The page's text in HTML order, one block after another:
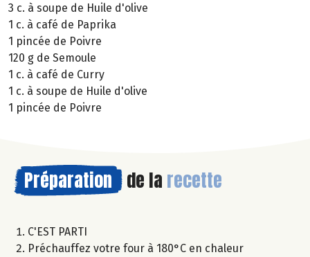
3 c. à soupe de Huile d'olive
1 c. à café de Paprika
1 pincée de Poivre
120 g de Semoule
1 c. à café de Curry
1 c. à soupe de Huile d'olive
1 pincée de Poivre
Préparation de la recette
C'EST PARTI
Préchauffez votre four à 180°C en chaleur